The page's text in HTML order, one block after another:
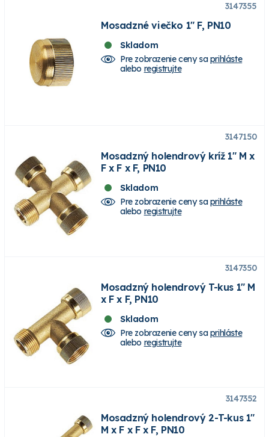
3147355
Mosadzné viečko 1" F, PN10
Skladom
Pre zobrazenie ceny saprihláste
alebo registrujte
3147150
Mosadzný holendrový kríž 1" M x
F x F x F, PN10
Skladom
Pre zobrazenie ceny saprihláste
alebo registrujte
3147350
Mosadzný holendrový T-kus 1" M
x F x F, PN10
Skladom
Pre zobrazenie ceny saprihláste
alebo registrujte
3147352
Mosadzný holendrový 2-T-kus 1"
M x F x F x F, PN10